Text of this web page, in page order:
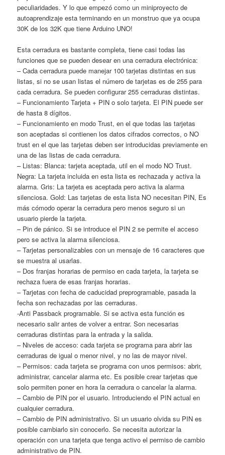
peculiaridades. Y lo que empezó como un miniproyecto de
autoaprendizaje esta terminando en un monstruo que ya ocupa
30K de los 32K que tiene Arduino UNO!
Esta cerradura es bastante completa, tiene casi todas las
funciones que se pueden desear en una cerradura electrónica:
– Cada cerradura puede manejar 100 tarjetas distintas en sus
listas, si no se usan listas el número de tarjetas es de 255 para
cada cerradura. Se pueden configurar 255 cerraduras distintas.
– Funcionamiento Tarjeta + PIN o solo tarjeta. El PIN puede ser
de hasta 8 dígitos.
– Funcionamiento en modo Trust, en el que todas las tarjetas
son aceptadas si contienen los datos cifrados correctos, o NO
trust en el que las tarjetas deben ser introducidas previamente en
una de las listas de cada cerradura.
– Listas: Blanca: tarjeta aceptada, util en el modo NO Trust.
Negra: La tarjeta incluida en esta lista es rechazada y activa la
alarma. Gris: La tarjeta es aceptada pero activa la alarma
silenciosa. Gold: Las tarjetas de esta lista NO necesitan PIN, Es
más cómodo operar la cerradura pero menos seguro si un
usuario pierde la tarjeta.
– Pin de pánico. Si se introduce el PIN 2 se permite el acceso
pero se activa la alarma silenciosa.
– Tarjetas personalizables con un mensaje de 16 caracteres que
se muestra al usarlas.
– Dos franjas horarias de permiso en cada tarjeta, la tarjeta se
rechaza fuera de esas franjas horarias.
– Tarjetas con fecha de caducidad preprogramable, pasada la
fecha son rechazadas por las cerraduras.
-Anti Passback programable. Si se activa esta función es
necesario salir antes de volver a entrar. Son necesarias
cerraduras distintas para la entrada y la salida.
– Niveles de acceso: cada tarjeta se programa para abrir las
cerraduras de igual o menor nivel, y no las de mayor nivel.
– Permisos: cada tarjeta se programa con unos permisos: abrir,
administrar, cancelar alarma etc. Es posible crear tarjetas que
solo permiten poner en hora la cerradura o cancelar la alarma.
– Cambio de PIN por el usuario. Introduciendo el PIN actual en
cualquier cerradura.
– Cambio de PIN administrativo. Si un usuario olvida su PIN es
posible cambiarlo sin conocerlo. Se necesita autorizar la
operación con una tarjeta que tenga activo el permiso de cambio
administrativo de PIN.